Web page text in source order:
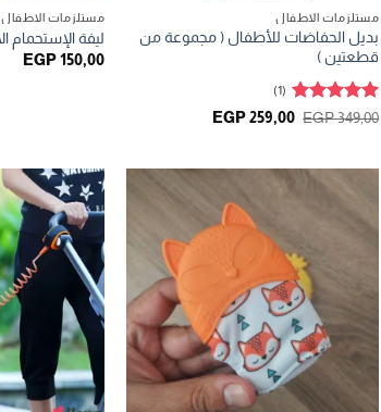
مستلزمات الاطفال
بديل الحفاضات للأطفال ( مجموعة من
قطعتين )
تم التقييم
(1)
EGP349,00
السعر
EGP259,00
مستلزمات الاطفال
ليفة الإستحمام
EGP150,00